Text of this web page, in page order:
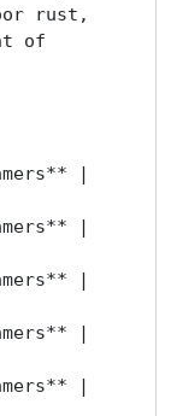
rust,
of
|
|
|
|
|